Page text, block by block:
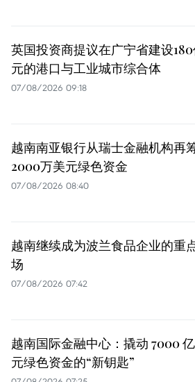
英国投资商提议在广宁省建设
元的港口与工业城市综合体
07/08/2026 09:18
越南南亚银行从瑞士金融机构再
2000万美元绿色资金
07/08/2026 08:40
越南继续成为波兰食品企业的重
场
07/08/2026 07:42
越南国际金融中心：撬动 7000
元绿色资金的“新钥匙”